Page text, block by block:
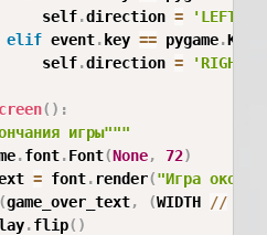
self
.direction =
'LEFT'
elif event. key == pygame.
self
.direction = 'RIGHT'
( ) :
игры"""
.font.Font(None, 72)
= font. render("Игра
(game_over_text, (WIDTH //
.flip( )